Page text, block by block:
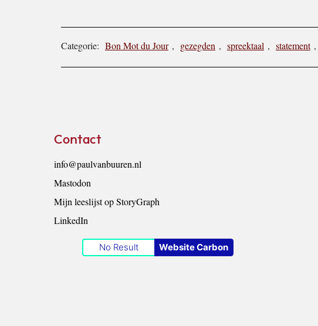
Categorie: Bon Mot du Jour , gezegden , spreektaal , statement ,
Contact
info@paulvanbuuren.nl
Mastodon
Mijn leeslijst op StoryGraph
LinkedIn
No Result Website Carbon